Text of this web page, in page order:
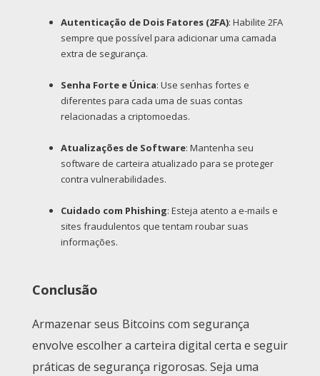
Autenticação de Dois Fatores (2FA): Habilite 2FA
sempre que possível para adicionar uma camada
extra de segurança.
Senha Forte e Única: Use senhas fortes e
diferentes para cada uma de suas contas
relacionadas a criptomoedas.
Atualizações de Software: Mantenha seu
software de carteira atualizado para se proteger
contra vulnerabilidades.
Cuidado com Phishing: Esteja atento a e-mails e
sites fraudulentos que tentam roubar suas
informações.
Conclusão
Armazenar seus Bitcoins com segurança
envolve escolher a carteira digital certa e seguir
práticas de segurança rigorosas. Seja uma